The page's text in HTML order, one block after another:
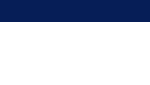
Paño